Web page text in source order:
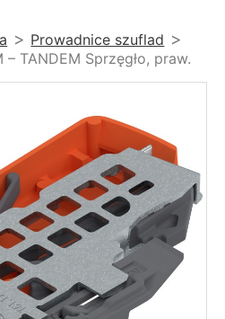
Prowadnice szuflad
– TANDEM Sprzęgło, praw.